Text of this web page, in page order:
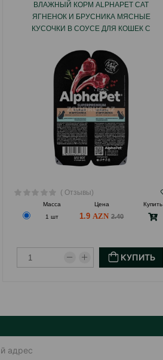
ВЛАЖНЫЙ КОРМ ALPHAPET CAT
ЯГНЕНОК И БРУСНИКА МЯСНЫЕ
КУСОЧКИ В СОУСЕ ДЛЯ КОШЕК С
ГР.
( Отзывы)
Масса Цена
Купить
1 шт
1.9 2.40
КУПИТЬ